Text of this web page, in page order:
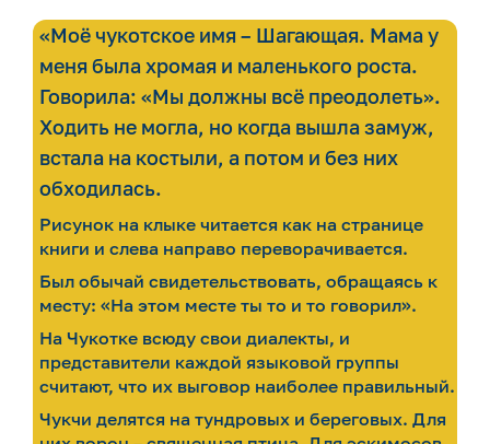
«Моё чукотское имя – Шагающая. Мама у
меня была хромая и маленького роста.
Говорила: «Мы должны всё преодолеть».
Ходить не могла, но когда вышла замуж,
встала на костыли, а потом и без них
обходилась.
Рисунок на клыке читается как на странице
книги и слева направо переворачивается.
Был обычай свидетельствовать, обращаясь к
месту: «На этом месте ты то и то говорил».
На Чукотке всюду свои диалекты, и
представители каждой языковой группы
считают, что их выговор наиболее правильный.
Чукчи делятся на тундровых и береговых. Для